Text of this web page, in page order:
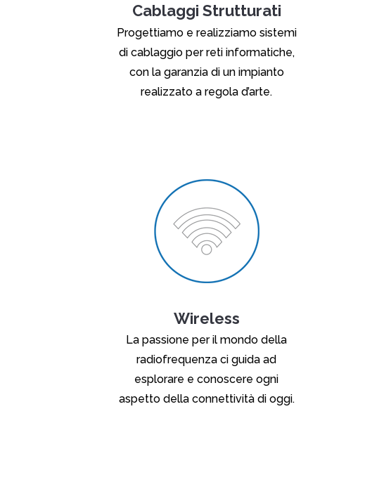
Cablaggi Strutturati
Progettiamo e realizziamo sistemi
di cablaggio per reti informatiche,
con la garanzia di un impianto
realizzato a regola d’arte.
Wireless
La passione per il mondo della
radiofrequenza ci guida ad
esplorare e conoscere ogni
aspetto della connettività di oggi.